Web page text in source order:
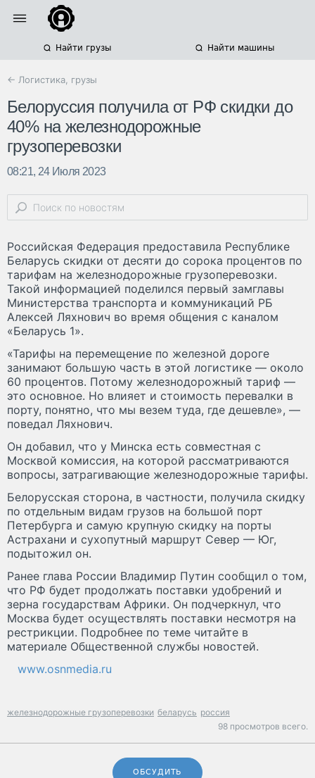
Найти грузы Найти машины
← Логистика, грузы
Белоруссия получила от РФ скидки до
40% на железнодорожные
грузоперевозки
08:21, 24 Июля 2023
Российская Федерация предоставила Республике
Беларусь скидки от десяти до сорока процентов по
тарифам на железнодорожные грузоперевозки.
Такой информацией поделился первый замглавы
Министерства транспорта и коммуникаций РБ
Алексей Ляхнович во время общения с каналом
«Беларусь 1».
«Тарифы на перемещение по железной дороге
занимают большую часть в этой логистике — около
60 процентов. Потому железнодорожный тариф —
это основное. Но влияет и стоимость перевалки в
порту, понятно, что мы везем туда, где дешевле», —
поведал Ляхнович.
Он добавил, что у Минска есть совместная с
Москвой комиссия, на которой рассматриваются
вопросы, затрагивающие железнодорожные тарифы.
Белорусская сторона, в частности, получила скидку
по отдельным видам грузов на большой порт
Петербурга и самую крупную скидку на порты
Астрахани и сухопутный маршрут Север — Юг,
подытожил он.
Ранее глава России Владимир Путин сообщил о том,
что РФ будет продолжать поставки удобрений и
зерна государствам Африки. Он подчеркнул, что
Москва будет осуществлять поставки несмотря на
рестрикции. Подробнее по теме читайте в
материале Общественной службы новостей.
www.osnmedia.ru
железнодорожные грузоперевозки беларусь россия
98 просмотров всего.
ОБСУДИТЬ